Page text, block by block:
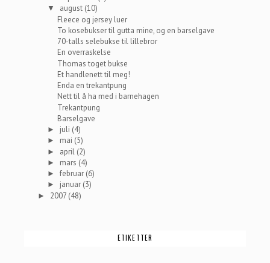
▼ august (10)
Fleece og jersey luer
To kosebukser til gutta mine, og en barselgave
70-talls selebukse til lillebror
En overraskelse
Thomas toget bukse
Et handlenett til meg!
Enda en trekantpung
Nett til å ha med i barnehagen
Trekantpung
Barselgave
► juli (4)
► mai (5)
► april (2)
► mars (4)
►februar (6)
► januar (3)
► 2007 (48)
ETIKETTER